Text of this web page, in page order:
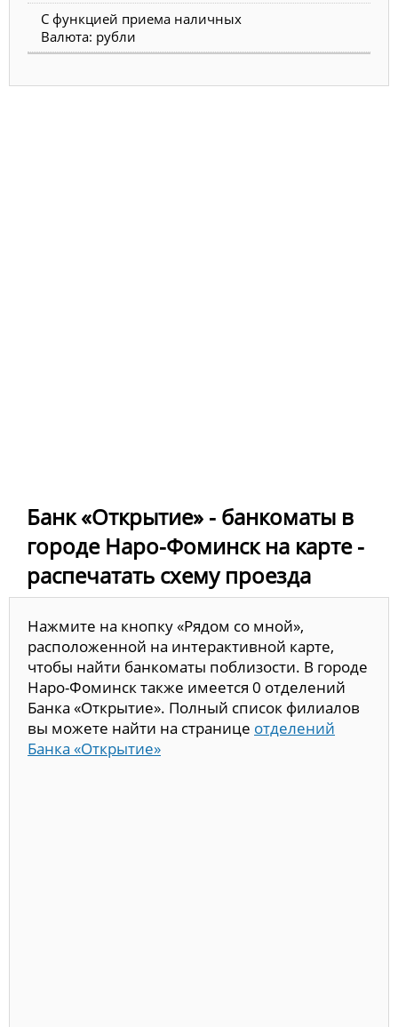
С функцией приема наличных
Валюта: рубли
Банк «Открытие» - банкоматы в
городе Наро-Фоминск на карте -
распечатать схему проезда
Нажмите на кнопку «Рядом со мной»,
расположенной на интерактивной карте,
чтобы найти банкоматы поблизости. В городе
Наро-Фоминск также имеется 0 отделений
Банка «Открытие». Полный список филиалов
вы можете найти на странице отделений
Банка «Открытие»